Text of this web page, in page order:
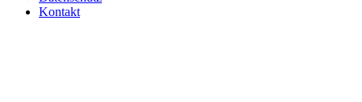
Kontakt